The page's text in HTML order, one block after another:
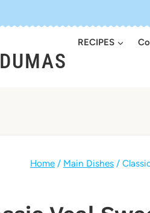
RECIPES
Home / Main Dishes /